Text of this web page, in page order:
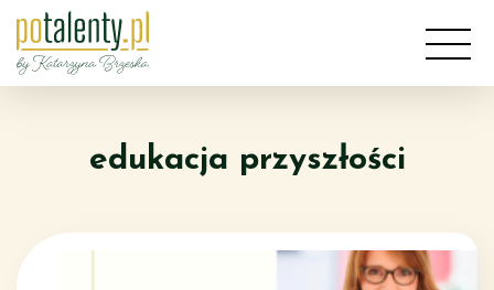
Przejdź
treści
edukacja przyszłości